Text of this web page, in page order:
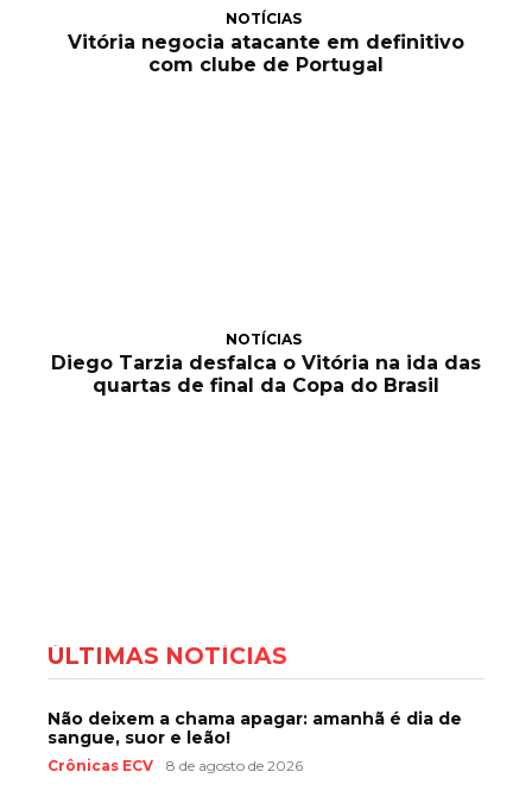
NOTÍCIAS
Vitória negocia atacante em definitivo
com clube de Portugal
NOTÍCIAS
Diego Tarzia desfalca o Vitória na ida das
quartas de final da Copa do Brasil
ÚLTIMAS NOTÍCIAS
Não deixem a chama apagar: amanhã é dia de
sangue, suor e leão!
Crônicas ECV 8 de agosto de 2026